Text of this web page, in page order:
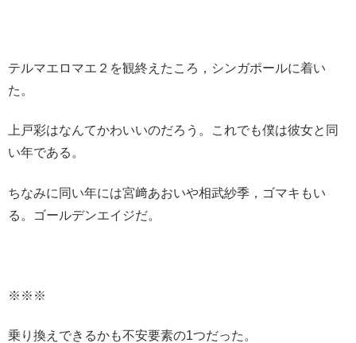
テルマエロマエ２を観終えたころ，シンガポールに着い
た。
上戸彩はなんてかわいいのだろう。これでも僕は彼女と同
い年である。
ちなみに同い年には宮﨑あおいや相武紗季，ゴマキもい
る。ゴールデンエイジだ。
※※※
乗り換えできるかも不安要素の1つだった。